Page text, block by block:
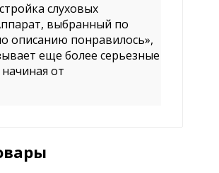
слуховых
выбранный по
описанию понравилось»,
еще более серьезные
от